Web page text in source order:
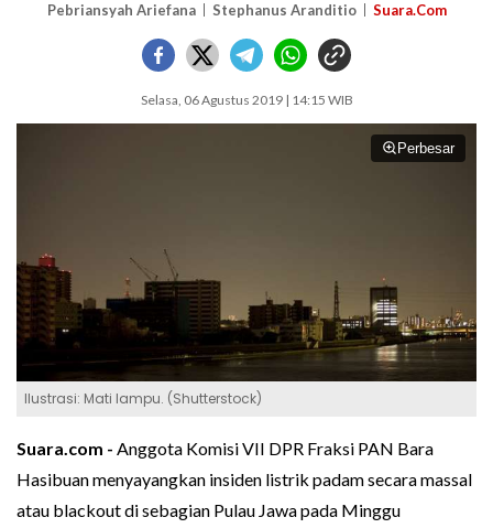
Pebriansyah Ariefana Stephanus Aranditio Suara.Com
Selasa, 06 Agustus 2019 | 14:15 WIB
Perbesar
Ilustrasi: Mati lampu. (Shutterstock)
Suara.com - Anggota Komisi VII DPR Fraksi PAN Bara
Hasibuan menyayangkan insiden listrik padam secara massal
atau blackout di sebagian Pulau Jawa pada Minggu